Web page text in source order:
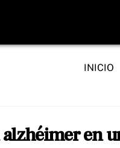
INICIO
en